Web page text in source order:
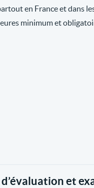
en France et dans
minimum et
et